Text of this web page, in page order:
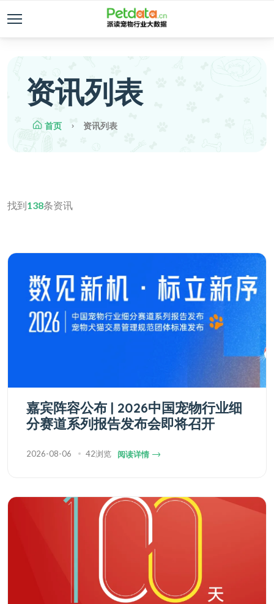
资讯列表
首页 资讯列表
找到138条资讯
嘉宾阵容公布 | 2026中国宠物行业细
分赛道系列报告发布会即将召开
2026-08-06 42浏览 阅读详情